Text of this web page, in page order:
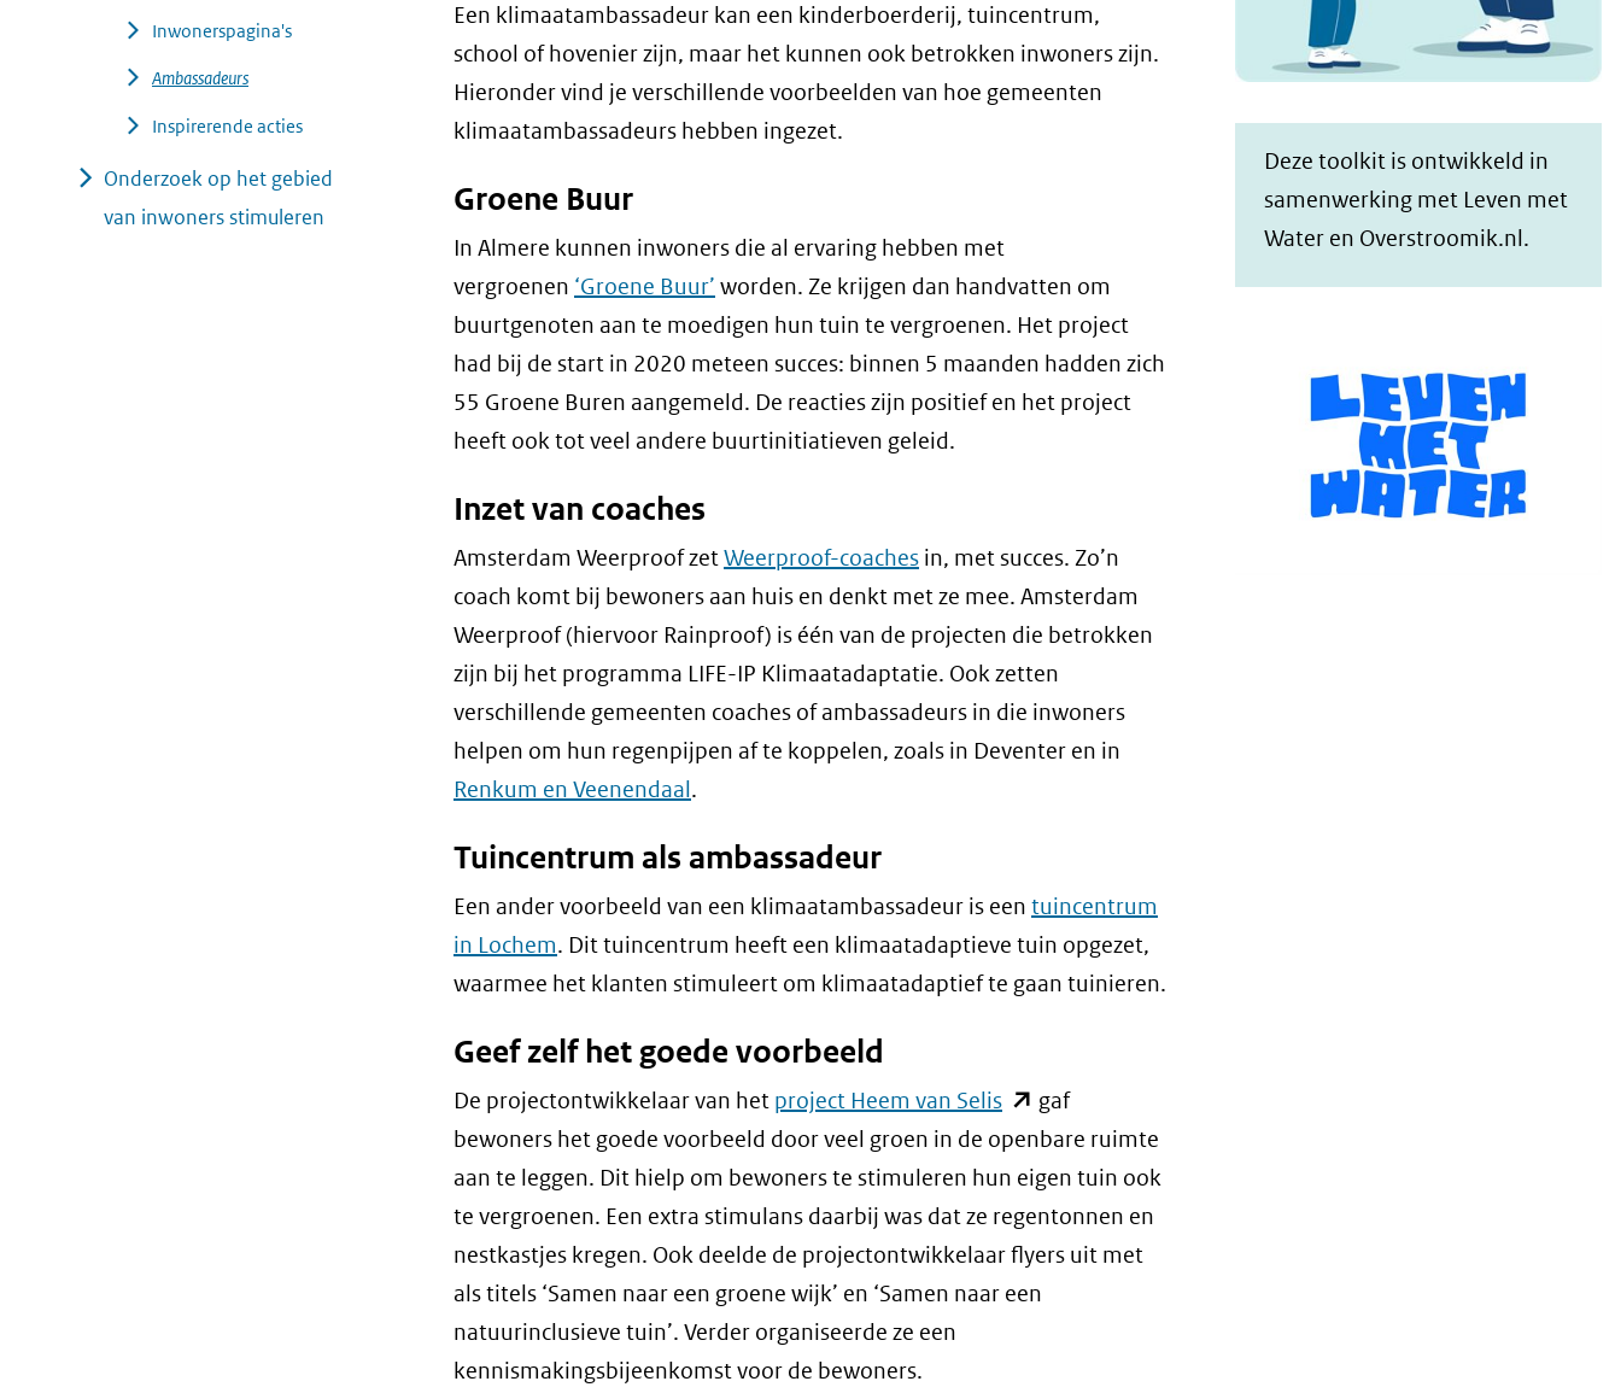
Een klimaatambassadeur kan een kinderboerderij, tuincentrum,
school of hovenier zijn, maar het kunnen ook betrokken inwoners zijn.
Hieronder vind je verschillende voorbeelden van hoe gemeenten
klimaatambassadeurs hebben ingezet.
Groene Buur
In Almere kunnen inwoners die al ervaring hebben met
vergroenen ‘Groene Buur’ worden. Ze krijgen dan handvatten om
buurtgenoten aan te moedigen hun tuin te vergroenen. Het project
had bij de start in 2020 meteen succes: binnen 5 maanden hadden zich
55 Groene Buren aangemeld. De reacties zijn positief en het project
heeft ook tot veel andere buurtinitiatieven geleid.
Inzet van coaches
Amsterdam Weerproof zetWeerproof-coaches in, met succes. Zo’n
coach komt bij bewoners aan huis en denkt met ze mee. Amsterdam
Weerproof (hiervoor Rainproof) is één van de projecten die betrokken
zijn bij het programma LIFE-IP Klimaatadaptatie. Ook zetten
verschillende gemeenten coaches of ambassadeurs in die inwoners
helpen om hun regenpijpen af te koppelen, zoals in Deventer en in
Renkum en Veenendaal.
Tuincentrum als ambassadeur
Een ander voorbeeld van een klimaatambassadeur is een tuincentrum
in Lochem. Dit tuincentrum heeft een klimaatadaptieve tuin opgezet,
waarmee het klanten stimuleert om klimaatadaptief te gaan tuinieren.
Geef zelf het goede voorbeeld
De projectontwikkelaar van het project Heem van Selis(opent
in
nieuw
venster)
(verwijst
naar
gaf
bewoners het goede voorbeeld door veel groen in de openbare ruimte
aan te leggen. Dit hielp om bewoners te stimuleren hun eigen tuin ook
te vergroenen. Een extra stimulans daarbij was dat ze regentonnen en
nestkastjes kregen. Ook deelde de projectontwikkelaar flyers uit met
als titels ‘Samen naar een groene wijk’ en ‘Samen naar een
natuurinclusieve tuin’. Verder organiseerde ze een
kennismakingsbijeenkomst voor de bewoners.
Deze toolkit is ontwikkeld in
samenwerking met Leven met
Water en Overstroomik.nl.
Inwonerspagina's
Ambassadeurs
Inspirerende acties
Onderzoek op het gebied
van inwoners stimuleren